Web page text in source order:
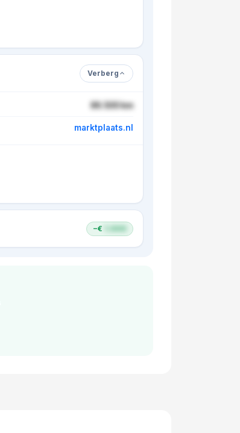
Verberg
86.500 km
marktplaats.nl
−€